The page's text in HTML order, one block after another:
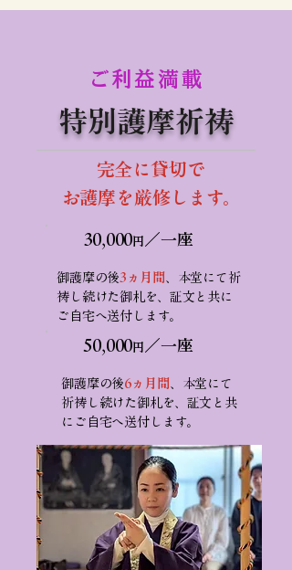
ご利益満載
特別護摩祈祷
完全に貸切で
​お護摩を厳修します。
30,000 円 ／一座
御護摩の後3ヵ月間 、本堂にて祈
祷し続けた御札を、証文と共に
ご自宅へ送付します。
50,000 円 ／一座
御護摩の後6ヵ月間 、本堂にて
祈祷し続けた御札を、証文と共
にご自宅へ送付します。